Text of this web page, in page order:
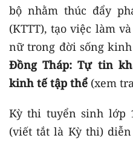
bộ nhằm thúc đẩy
(KTTT), tạo việc làm
nữ trong đời sống
Đồng Tháp: Tự tin
kinh tế tập thể (xem
Kỳ thi tuyển sinh lớp
(viết tắt là Kỳ thi)